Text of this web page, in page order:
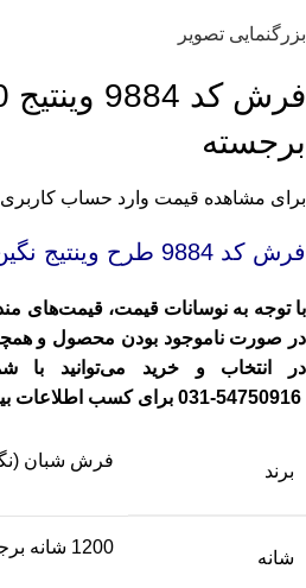
بزرگنمایی تصویر
برجسته
برای مشاهده قیمت وارد حساب
فرش کد 9884 طرح وینتیج
با توجه به نوسانات قیمت، قیمت‌های
در صورت ناموجود بودن محصول و
در انتخاب و خرید می‌توانید با
54750916-031
برای کسب اطلاعات
برند
فرش شبان
شانه
1200 شانه برجسته